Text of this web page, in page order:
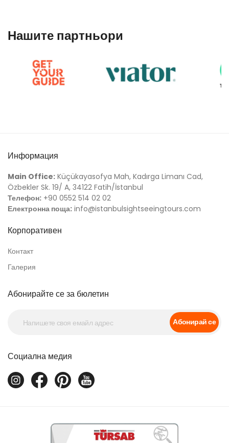
Нашите партньори
Информация
Main Office: Küçükayasofya Mah, Kadırga Limanı Cad,
Özbekler Sk. 19/ A, 34122 Fatih/İstanbul
Телефон: +90 0552 514 02 02
Електронна поща: info@istanbulsightseeingtours.com
Корпоративен
Контакт
Галерия
Абонирайте се за бюлетин
Абонирай се
Социална медия